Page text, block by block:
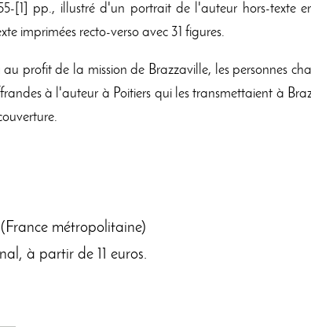
[1] pp., illustré d'un portrait de l'auteur hors-texte
imprimées recto-verso avec 31 figures.
profit de la mission de Brazzaville, les personnes
à l'auteur à Poitiers qui les transmettaient à
(France métropolitaine)
à partir de 11 euros.